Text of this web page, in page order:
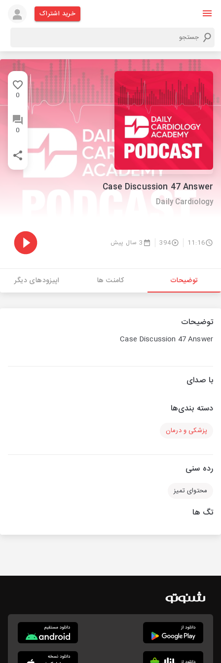
خرید اشتراک
0
0
Case Discussion 47 Answer
Daily Cardiology
11:16
394 3 سال پیش
توضیحات کامنت ها اپیزودهای دیگر
توضیحات
Case Discussion 47 Answer
با صدای
دسته بندی‌ها
پزشکی و درمان
رده سنی
محتوای تمیز
تگ ها